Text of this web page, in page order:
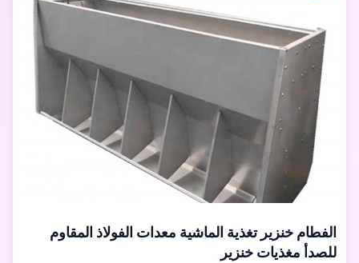
الفطام خنزير تغذية الماشية معدات الفولاذ المقاوم
للصدأ مغذيات خنزير